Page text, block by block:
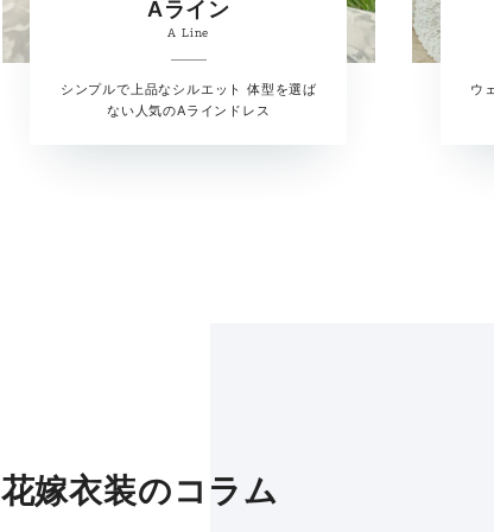
Aライン
A Line
シンプルで上品なシルエット 体型を選ば
ない人気のAラインドレス
ウ
花嫁衣装のコラム